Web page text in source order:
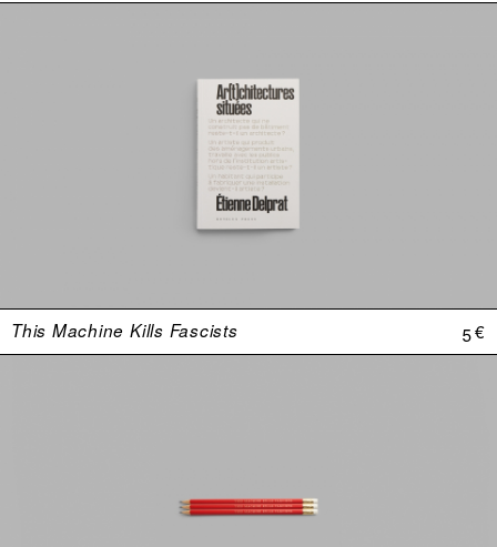
This Machine Kills Fascists 5 €